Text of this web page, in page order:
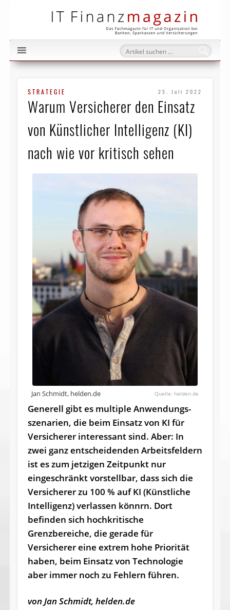
STRATEGIE 25. Juli 2022
Warum Versicherer den Einsatz
von Künstlicher Intelligenz (KI)
nach wie vor kritisch sehen
Jan Schmidt, helden.de helden.de
Generell gibt es multiple Anwendungs­
szenarien, die beim Einsatz von KI für
Versicherer interessant sind. Aber: In
zwei ganz entscheidenden Arbeitsfeldern
ist es zum jetzigen Zeitpunkt nur
eingeschränkt vorstellbar, dass sich die
Versicherer zu 100 % auf KI (Künstliche
Intelligenz) verlassen könnrn. Dort
befinden sich hochkritische
Grenzbereiche, die gerade für
Versicherer eine extrem hohe Priorität
haben, beim Einsatz von Technologie
aber immer noch zu Fehlern führen.
von Jan Schmidt, helden.de